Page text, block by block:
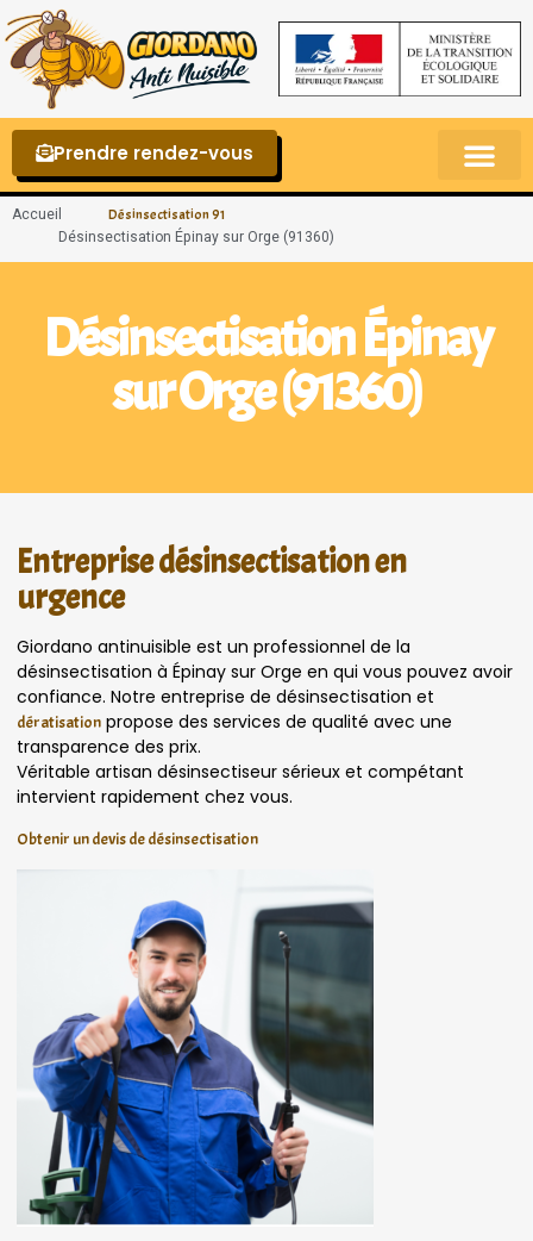
Prendre rendez-vous
Accueil Désinsectisation 91
Désinsectisation Épinay sur Orge (91360)
Désinsectisation Épinay
sur Orge (91360)
Entreprise désinsectisation en
urgence
Giordano antinuisible est un professionnel de la
désinsectisation à Épinay sur Orge en qui vous pouvez avoir
confiance. Notre entreprise de désinsectisation et
dératisation propose des services de qualité avec une
transparence des prix.
Véritable artisan désinsectiseur sérieux et compétant
intervient rapidement chez vous.
Obtenir un devis de désinsectisation